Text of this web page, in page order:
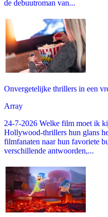
de debuutroman van...
Onvergetelijke thrillers in een
Array
24-7-2026 Welke film moet ik
Hollywood-thrillers hun glans
filmfanaten naar hun favoriete
verschillende antwoorden,...